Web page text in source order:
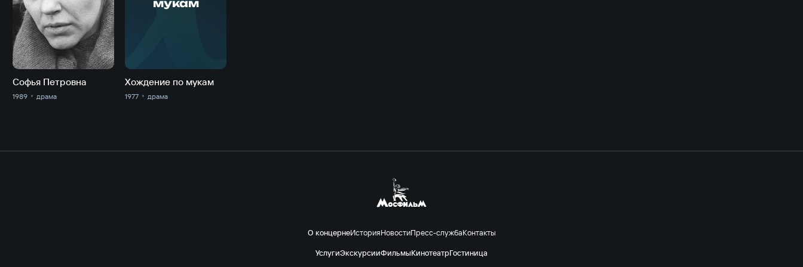
Софья Петровна
1989 драма
мукам
Хождение по мукам
1977 драма
О концернеИсторияНовостиПресс-службаКонтакты
УслугиЭкскурсииФильмыКинотеатрГостиница